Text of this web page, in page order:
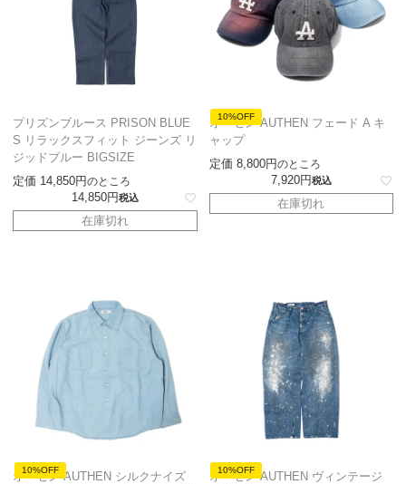
プリズンブルース PRISON BLUE
S リラックスフィット ジーンズ リ
ジッドブルー BIGSIZE
定価 14,850 のところ
14,850 税込
在庫切れ
10%OFF
オーセン AUTHEN フェード A キ
ャップ
定価 8,800 のところ
7,920 税込
在庫切れ
10%OFF
オーセン AUTHEN シルクナイズ
10%OFF
オーセン AUTHEN ヴィンテージ